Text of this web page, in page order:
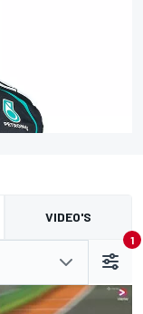
VIDEO'S
1